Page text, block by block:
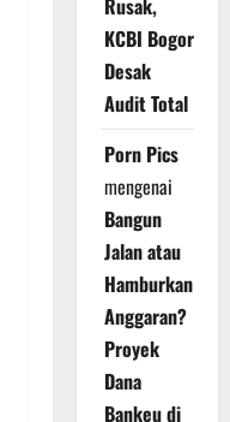
Rusak,
KCBI Bogor
Desak
Audit Total
Porn Pics
mengenai
Bangun
Jalan atau
Hamburkan
Anggaran?
Proyek
Dana
Bankeu di